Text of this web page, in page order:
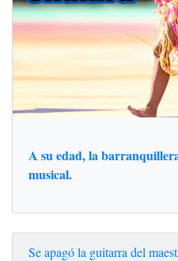
A su edad, la
musical.
Se apagó la guitarra del